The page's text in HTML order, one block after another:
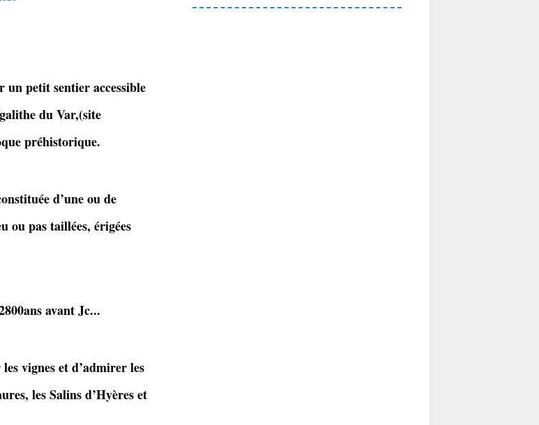
un petit sentier accessible
du Var,(site
préhistorique.
d’une ou de
ou pas taillées, érigées
avant Jc...
vignes et d’admirer les
les Salins d’Hyères et